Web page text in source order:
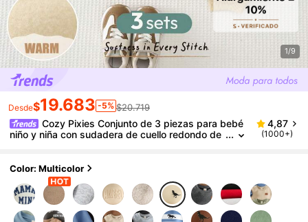
1/9
Desde$19.683 -5% $20.719
Cozy Pixies Conjunto de 3 piezas para bebé
niño y niña con sudadera de cuello redondo de
oño e invierno
4,87
(1000+)
Color: Multicolor